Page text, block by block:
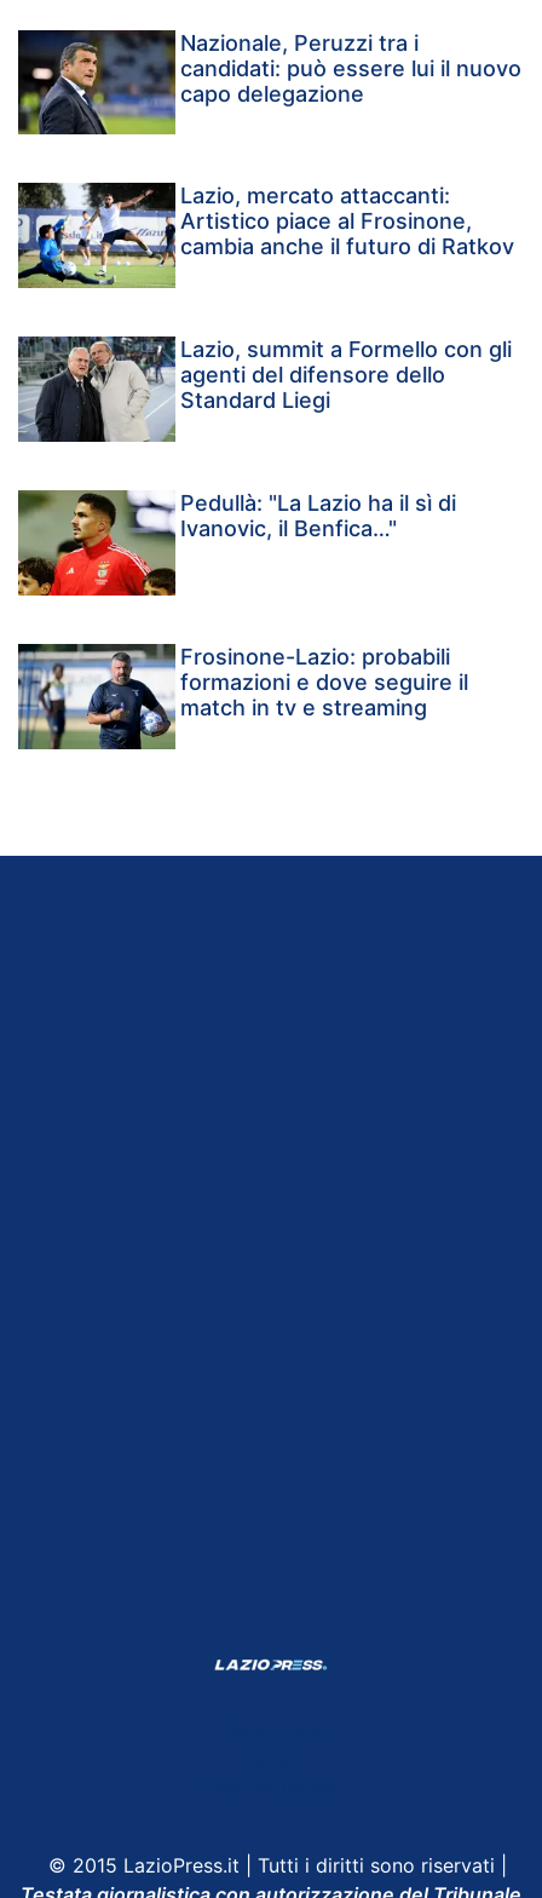
Nazionale, Peruzzi tra i
candidati: può essere lui il nuovo
capo delegazione
Lazio, mercato attaccanti:
Artistico piace al Frosinone,
cambia anche il futuro di Ratkov
Lazio, summit a Formello con gli
agenti del difensore dello
Standard Liegi
Pedullà: "La Lazio ha il sì di
Ivanovic, il Benfica…"
Frosinone-Lazio: probabili
formazioni e dove seguire il
match in tv e streaming
© 2015 LazioPress.it | Tutti i diritti sono riservati |